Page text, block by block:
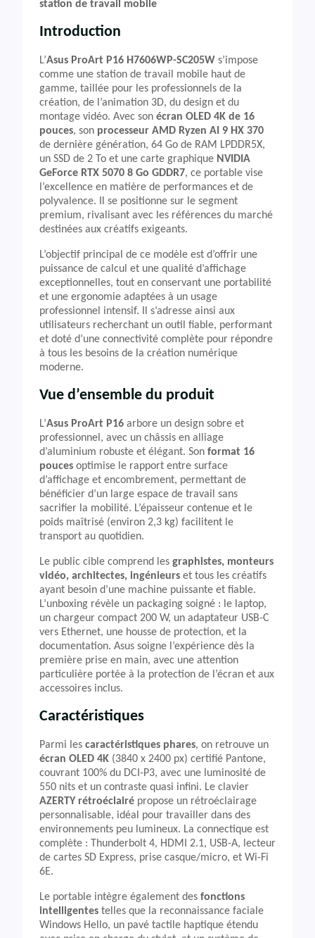
station de travail mobile
Introduction
L’Asus ProArt P16 H7606WP-SC205W s’impose
comme une station de travail mobile haut de
gamme, taillée pour les professionnels de la
création, de l’animation 3D, du design et du
montage vidéo. Avec son écran OLED 4K de 16
pouces, son processeur AMD Ryzen AI 9 HX 370
de dernière génération, 64 Go de RAM LPDDR5X,
un SSD de 2 To et une carte graphique NVIDIA
GeForce RTX 5070 8 Go GDDR7, ce portable vise
l’excellence en matière de performances et de
polyvalence. Il se positionne sur le segment
premium, rivalisant avec les références du marché
destinées aux créatifs exigeants.
L’objectif principal de ce modèle est d’offrir une
puissance de calcul et une qualité d’affichage
exceptionnelles, tout en conservant une portabilité
et une ergonomie adaptées à un usage
professionnel intensif. Il s’adresse ainsi aux
utilisateurs recherchant un outil fiable, performant
et doté d’une connectivité complète pour répondre
à tous les besoins de la création numérique
moderne.
Vue d’ensemble du produit
L’Asus ProArt P16 arbore un design sobre et
professionnel, avec un châssis en alliage
d’aluminium robuste et élégant. Son format 16
pouces optimise le rapport entre surface
d’affichage et encombrement, permettant de
bénéficier d’un large espace de travail sans
sacrifier la mobilité. L’épaisseur contenue et le
poids maîtrisé (environ 2,3 kg) facilitent le
transport au quotidien.
Le public cible comprend les graphistes, monteurs
vidéo, architectes, ingénieurs et tous les créatifs
ayant besoin d’une machine puissante et fiable.
L’unboxing révèle un packaging soigné : le laptop,
un chargeur compact 200 W, un adaptateur USB-C
vers Ethernet, une housse de protection, et la
documentation. Asus soigne l’expérience dès la
première prise en main, avec une attention
particulière portée à la protection de l’écran et aux
accessoires inclus.
Caractéristiques
Parmi les caractéristiques phares, on retrouve un
écran OLED 4K (3840 x 2400 px) certifié Pantone,
couvrant 100% du DCI-P3, avec une luminosité de
550 nits et un contraste quasi infini. Le clavier
AZERTY rétroéclairé propose un rétroéclairage
personnalisable, idéal pour travailler dans des
environnements peu lumineux. La connectique est
complète : Thunderbolt 4, HDMI 2.1, USB-A, lecteur
de cartes SD Express, prise casque/micro, et Wi-Fi
6E.
Le portable intègre également des fonctions
intelligentes telles que la reconnaissance faciale
Windows Hello, un pavé tactile haptique étendu